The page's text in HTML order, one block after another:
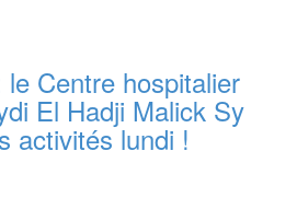
Centre hospitalier
El Hadji Malick Sy
activités lundi !